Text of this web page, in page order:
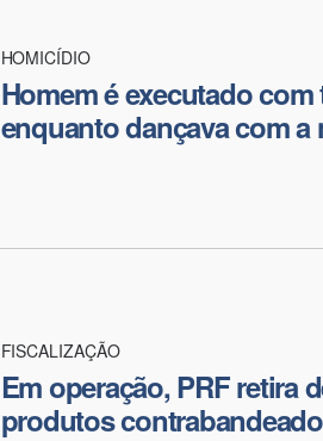
HOMICÍDIO
Homem é executado
enquanto dançava com a
FISCALIZAÇÃO
Em operação, PRF retira
produtos